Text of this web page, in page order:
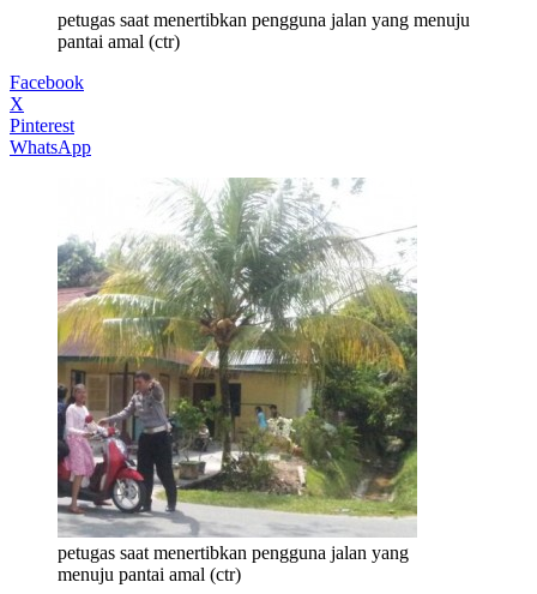
petugas saat menertibkan pengguna jalan yang menuju
pantai amal (ctr)
Facebook
X
Pinterest
WhatsApp
petugas saat menertibkan pengguna jalan yang
menuju pantai amal (ctr)